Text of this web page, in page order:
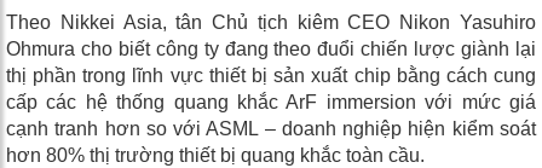
Theo Nikkei Asia, tân Chủ tịch kiêm CEO Nikon Yasuhiro
Ohmura cho biết công ty đang theo đuổi chiến lược giành lại
thị phần trong lĩnh vực thiết bị sản xuất chip bằng cách cung
cấp các hệ thống quang khắc ArF immersion với mức giá
cạnh tranh hơn so với ASML – doanh nghiệp hiện kiểm soát
hơn 80% thị trường thiết bị quang khắc toàn cầu.